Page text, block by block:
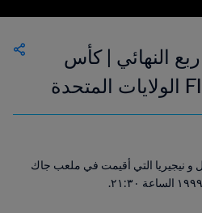
ربع النهائي | كأس
العالم للسيدات FIFA الولايات المتحدة
و نيجيريا التي أقيمت في ملعب جاك